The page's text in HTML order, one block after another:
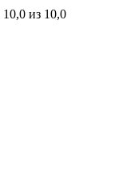
10,0 из 10,0